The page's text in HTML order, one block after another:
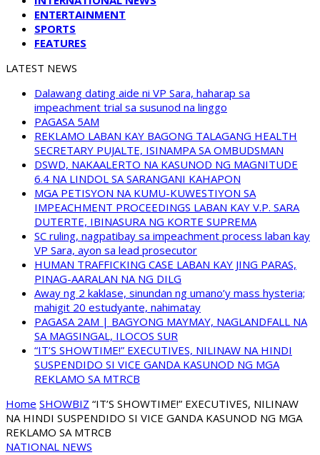
ENTERTAINMENT
SPORTS
FEATURES
LATEST NEWS
Dalawang dating aide ni VP Sara, haharap sa
impeachment trial sa susunod na linggo
PAGASA 5AM
REKLAMO LABAN KAY BAGONG TALAGANG HEALTH
SECRETARY PUJALTE, ISINAMPA SA OMBUDSMAN
DSWD, NAKAALERTO NA KASUNOD NG MAGNITUDE
6.4 NA LINDOL SA SARANGANI KAHAPON
MGA PETISYON NA KUMU-KUWESTIYON SA
IMPEACHMENT PROCEEDINGS LABAN KAY V.P. SARA
DUTERTE, IBINASURA NG KORTE SUPREMA
SC ruling, nagpatibay sa impeachment process laban kay
VP Sara, ayon sa lead prosecutor
HUMAN TRAFFICKING CASE LABAN KAY JING PARAS,
PINAG-AARALAN NA NG DILG
Away ng 2 kaklase, sinundan ng umano’y mass hysteria;
mahigit 20 estudyante, nahimatay
PAGASA 2AM | BAGYONG MAYMAY, NAGLANDFALL NA
SA MAGSINGAL, ILOCOS SUR
“IT’S SHOWTIME!” EXECUTIVES, NILINAW NA HINDI
SUSPENDIDO SI VICE GANDA KASUNOD NG MGA
REKLAMO SA MTRCB
Home SHOWBIZ “IT’S SHOWTIME!” EXECUTIVES, NILINAW
NA HINDI SUSPENDIDO SI VICE GANDA KASUNOD NG MGA
REKLAMO SA MTRCB
NATIONAL NEWS